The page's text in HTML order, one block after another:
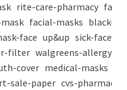
rite-care-pharmacy face-
facial-masks black-
face up&up sick-face
filter walgreens-allergy-
cover medical-masks
sale-paper cvs-pharmacy-